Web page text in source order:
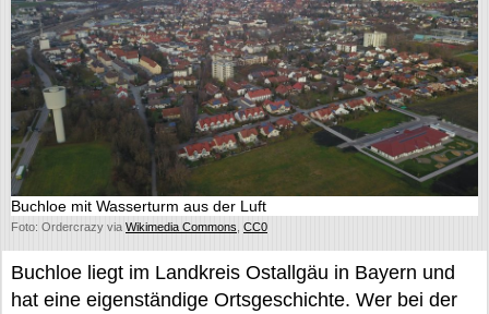
Buchloe mit Wasserturm aus der Luft
Foto: Ordercrazy via Wikimedia Commons CC0
Buchloe liegt im Landkreis Ostallgäu in Bayern und
hat eine eigenständige Ortsgeschichte. Wer bei der